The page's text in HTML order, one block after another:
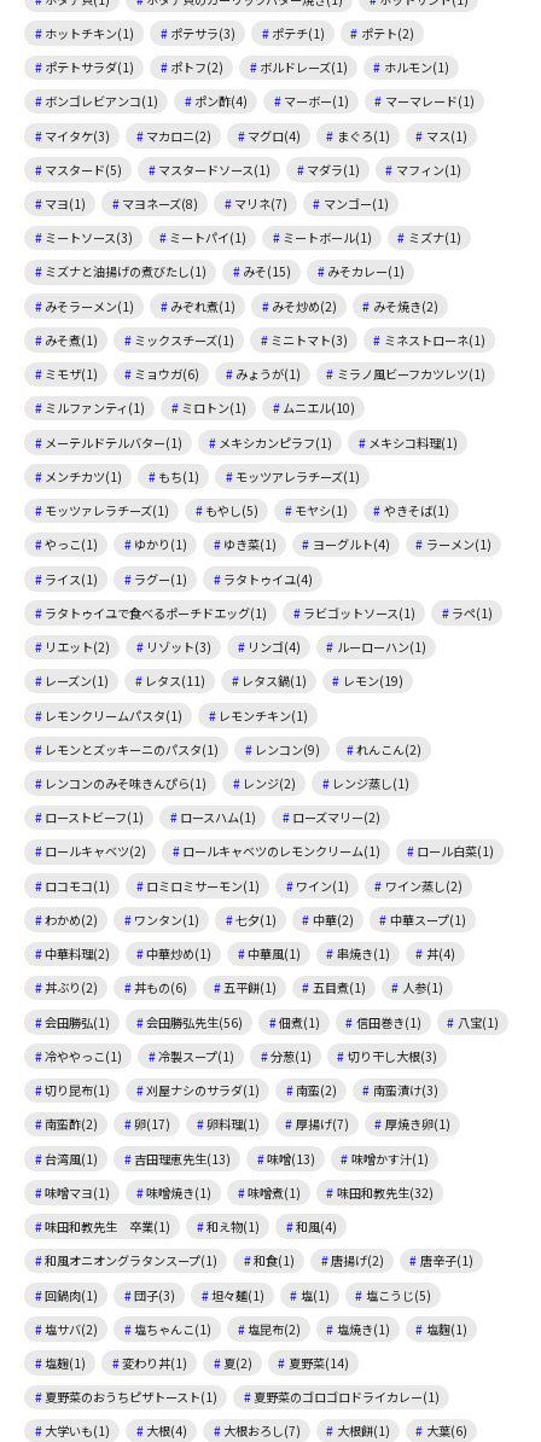
ホットチキン(1)
ポテサラ(3) ポテチ(1)
ポテト(2)
ポテトサラダ(1)
ポトフ(2) ボルドレーズ(1)
ホルモン(1)
ボンゴレビアンコ(1)
ポン酢(4) マーボー(1)
マーマレード(1)
マイタケ(3)
マカロニ(2) マグロ(4) まぐろ(1)
マス(1)
マスタード(5)
マスタードソース(1) マダラ(1)
マフィン(1)
マヨ(1)
マヨネーズ(8) マリネ(7)
マンゴー(1)
ミートソース(3)
ミートパイ(1) ミートボール(1)
ミズナ(1)
ミズナと油揚げの煮びたし(1)
みそ(15)
みそカレー(1)
みそラーメン(1)
みぞれ煮(1) みそ炒め(2)
みそ焼き(2)
みそ煮(1)
ミックスチーズ(1) ミニトマト(3)
ミネストローネ(1)
ミモザ(1)
ミョウガ(6) みょうが(1)
ミラノ風ビーフカツレツ(1)
ミルファンティ(1)
ミロトン(1)
ムニエル(10)
メーテルドテルバター(1)
メキシカンピラフ(1)
メキシコ料理(1)
メンチカツ(1)
もち(1)
モッツアレラチーズ(1)
モッツァレラチーズ(1)
もやし(5) モヤシ(1)
やきそば(1)
やっこ(1)
ゆかり(1) ゆき菜(1) ヨーグルト(4)
ラーメン(1)
ライス(1)
ラグー(1)
ラタトゥイユ(4)
ラタトゥイユで食べるポーチドエッグ(1)
ラビゴットソース(1)
ラペ(1)
リエット(2)
リゾット(3) リンゴ(4)
ルーローハン(1)
レーズン(1)
レタス(11) レタス鍋(1)
レモン(19)
レモンクリームパスタ(1)
レモンチキン(1)
レモンとズッキーニのパスタ(1)
レンコン(9)
れんこん(2)
レンコンのみそ味きんぴら(1)
レンジ(2)
レンジ蒸し(1)
ローストビーフ(1)
ロースハム(1)
ローズマリー(2)
ロールキャベツ(2)
ロールキャベツのレモンクリーム(1)
ロール白菜(1)
ロコモコ(1)
ロミロミサーモン(1) ワイン(1)
ワイン蒸し(2)
わかめ(2)
ワンタン(1) 七夕(1) 中華(2)
中華スープ(1)
中華料理(2)
中華炒め(1) 中華風(1) 串焼き(1)
丼(4)
丼ぶり(2)
丼もの(6) 五平餅(1) 五目煮(1)
人参(1)
会田勝弘(1)
会田勝弘先生(56) 佃煮(1) 信田巻き(1)
八宝(1)
冷ややっこ(1)
冷製スープ(1) 分葱(1)
切り干し大根(3)
切り昆布(1)
刈屋ナシのサラダ(1) 南蛮(2)
南蛮漬け(3)
南蛮酢(2)
卵(17) 卵料理(1) 厚揚げ(7)
厚焼き卵(1)
台湾風(1)
吉田理恵先生(13) 味噌(13)
味噌かす汁(1)
味噌マヨ(1)
味噌焼き(1) 味噌煮(1)
味田和教先生(32)
味田和教先生 卒業(1)
和え物(1)
和風(4)
和風オニオングラタンスープ(1)
和食(1) 唐揚げ(2)
唐辛子(1)
回鍋肉(1)
団子(3) 坦々麺(1) 塩(1)
塩こうじ(5)
塩サバ(2)
塩ちゃんこ(1) 塩昆布(2) 塩焼き(1)
塩麴(1)
塩麹(1)
変わり丼(1) 夏(2)
夏野菜(14)
夏野菜のおうちピザトースト(1)
夏野菜のゴロゴロドライカレー(1)
大学いも(1)
大根(4) 大根おろし(7) 大根餅(1)
大葉(6)